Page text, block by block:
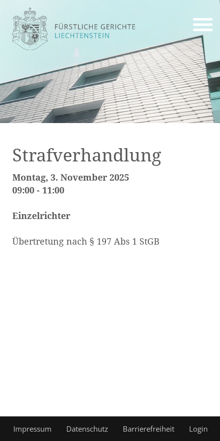
Strafverhandlung
Montag, 3. November 2025
09:00 - 11:00
Einzelrichter
Übertretung nach § 197 Abs 1 StGB
Impressum Datenschutz Barrierefreiheit Login